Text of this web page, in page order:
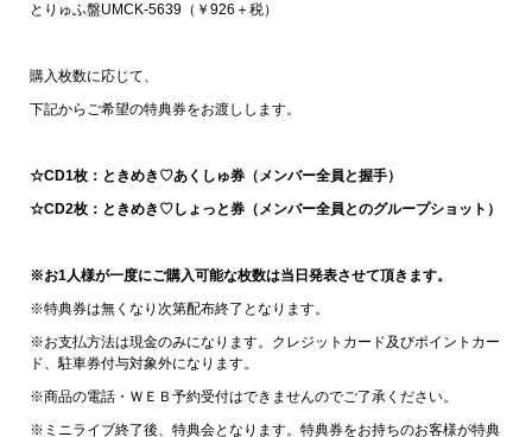
とりゅふ盤UMCK-5639（￥926＋税）
購入枚数に応じて、
下記からご希望の特典券をお渡しします。
☆CD1枚：ときめき♡あくしゅ券（メンバー全員と握手）
☆CD2枚：ときめき♡しょっと券（メンバー全員とのグループショット）
※お1人様が一度にご購入可能な枚数は当日発表させて頂きます。
※特典券は無くなり次第配布終了となります。
※お支払方法は現金のみになります。クレジットカード及びポイントカー
ド、駐車券付与対象外になります。
※商品の電話・ＷＥＢ予約受付はできませんのでご了承ください。
※ミニライブ終了後、特典会となります。特典券をお持ちのお客様が特典